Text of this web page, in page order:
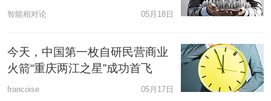
智能相对论 05月18日
今天，中国第一枚自研民营商业
火箭“重庆两江之星”成功首飞
francoise 05月17日